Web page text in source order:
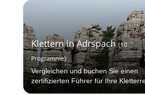
Klettern in Adrspach (10
Programme)
Vergleichen und buchen Sie einen
zertifizierten Führer für Ihre
in den Adrspach-Felsen mit Explore-